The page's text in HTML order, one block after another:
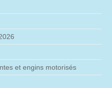
et engins motorisés